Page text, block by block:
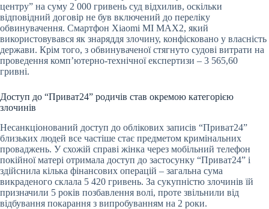
центру” на суму 2 000 гривень суд відхилив, оскільки
відповідний договір не був включений до переліку
обвинувачення. Смартфон Xiaomi MI MAX2, який
використовувався як знаряддя злочину, конфісковано у власність
держави. Крім того, з обвинуваченої стягнуто судові витрати на
проведення комп’ютерно-технічної експертизи – 3 565,60
гривні.
Доступ до “Приват24” родичів став окремою категорією
злочинів
Несанкціонований доступ до облікових записів “Приват24”
близьких людей все частіше стає предметом кримінальних
проваджень. У схожій справі жінка через мобільний телефон
покійної матері отримала доступ до застосунку “Приват24” і
здійснила кілька фінансових операцій – загальна сума
викраденого склала 5 420 гривень. За сукупністю злочинів їй
призначили 5 років позбавлення волі, проте звільнили від
відбування покарання з випробуванням на 2 роки.